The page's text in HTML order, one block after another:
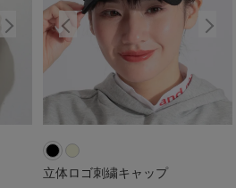
立体ロゴ刺繍キャップ